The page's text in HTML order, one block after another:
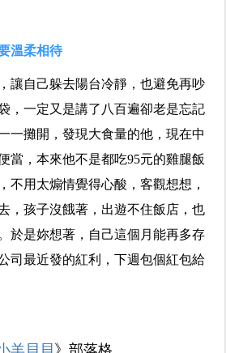
溫柔相待
讓自己躲去陽台冷靜，也避免再吵
，一定又是講了八百遍卻老是忘記
一攤開，發現大食量的他，現在中
當，本來他不是都吃95元的雞腿飯
不用太煽情覺得心酸，客觀想想，
，孩子沒餓著，出遊不住飯店，也
於是妳想著，自己這個月能再多存
司最近發的紅利，下週包個紅包給